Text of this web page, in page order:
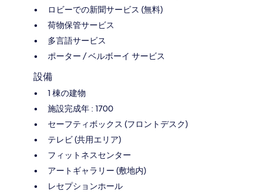
ロビーでの新聞サービス (無料)
荷物保管サービス
多言語サービス
ポーター / ベルボーイ サービス
設備
1 棟の建物
施設完成年 : 1700
セーフティボックス (フロントデスク)
テレビ (共用エリア)
フィットネスセンター
アートギャラリー (敷地内)
レセプションホール